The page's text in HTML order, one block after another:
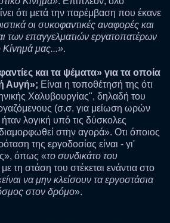
ότι μετά την παρέμβαση που έκανε
οι συκοφαντικές αναφορές και
των επαγγελματιών εργατοπατέρων
μας...».
και τα ψέματα» για τα οποία
Αυγή»; Είναι η τοποθέτησή της ότι
Χαλυβουργίας", δηλαδή του
(σ.σ. για μείωση ωρών
λογική υπό τις δύσκολες
στην αγορά». Οτι όποιος
της εργοδοσίας είναι - γι'
όπως «το συνδικάτο του
τη στάση του στέκεται ενάντια στο
είναι να μην κλείσουν τα εργοστάσια
στον δρόμο».